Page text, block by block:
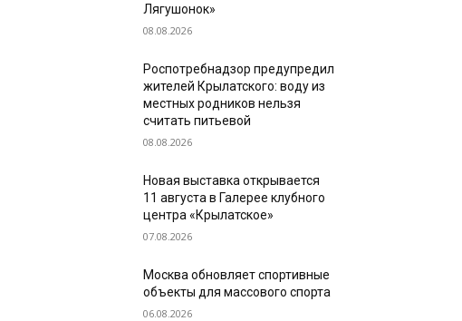
Лягушонок»
08.08.2026
Роспотребнадзор предупредил
жителей Крылатского: воду из
местных родников нельзя
считать питьевой
08.08.2026
Новая выставка открывается
11 августа в Галерее клубного
центра «Крылатское»
07.08.2026
Москва обновляет спортивные
объекты для массового спорта
06.08.2026